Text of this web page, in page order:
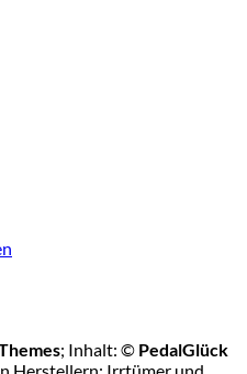
; Inhalt: © PedalGlück